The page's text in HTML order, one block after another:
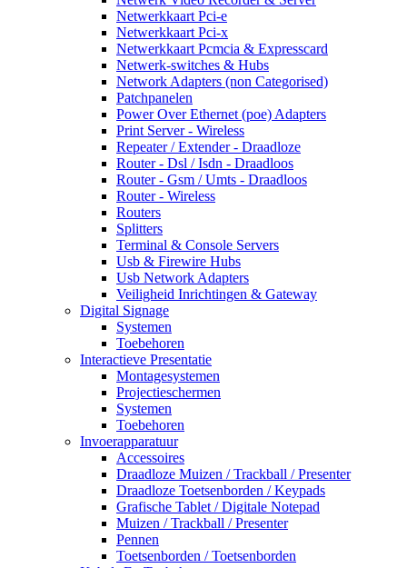
Netwerkkaart Pci-e
Netwerkkaart Pci-x
Netwerkkaart Pcmcia & Expresscard
Netwerk-switches & Hubs
Network Adapters (non Categorised)
Patchpanelen
Power Over Ethernet (poe) Adapters
Print Server - Wireless
Repeater / Extender - Draadloze
Router - Dsl / Isdn - Draadloos
Router - Gsm / Umts - Draadloos
Router - Wireless
Routers
Splitters
Terminal & Console Servers
Usb & Firewire Hubs
Usb Network Adapters
Veiligheid Inrichtingen & Gateway
Digital Signage
Systemen
Toebehoren
Interactieve Presentatie
Montagesystemen
Projectieschermen
Systemen
Toebehoren
Invoerapparatuur
Accessoires
Draadloze Muizen / Trackball / Presenter
Draadloze Toetsenborden / Keypads
Grafische Tablet / Digitale Notepad
Muizen / Trackball / Presenter
Pennen
Toetsenborden / Toetsenborden